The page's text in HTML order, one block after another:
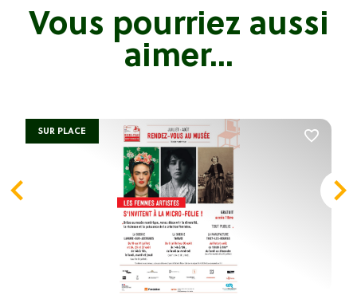
Vous pourriez aussi
aimer...
SUR PLACE